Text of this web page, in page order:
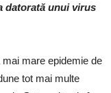
datorată unui virus
mare epidemie de
tot mai multe